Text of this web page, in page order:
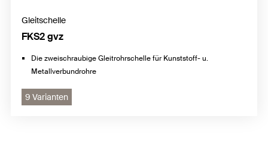
Gleitschelle
FKS2 gvz
Die zweischraubige Gleitrohrschelle für Kunststoff- u.
Metallverbundrohre
9 Varianten